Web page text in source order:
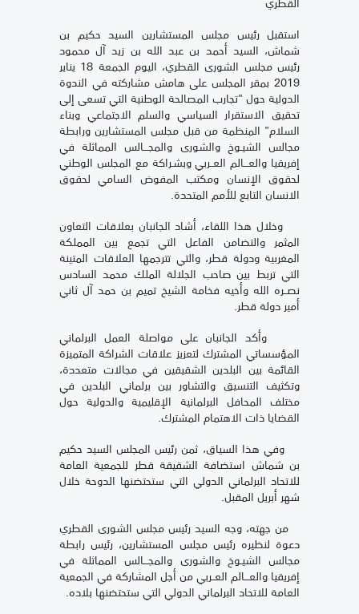
استقبل رئيس مجلس المستشارين السيد حكيم بن
شماش، السيد أحمد بن عبد الله بن زيد آل محمود
رئيس مجلس الشورى القطري، اليوم الجمعة 18 يناير
2019 بمقر المجلس على هامش مشاركته في الندوة
الدولية حول "تجارب المصالحة الوطنية التي تسعى إلى
تحقيق الاستقرار السياسي والسلم الاجتماعي وبناء
السلام" المنظمة من قبل مجلس المستشارين ورابطة
مجالس الشيـوخ والشورى والمجـــالس المماثلة في
إفريقيا والعـــالم العــربي وبشـراكة مع المجلس الوطني
لحقوق الإنسان ومكتب المفوض السامي لحقوق
الانسان التابع للأمم المتحدة.
وخلال هذا اللقاء، أشاد الجانبان بعلاقات التعاون
المثمر والتضامن الفاعل التي تجمع بين المملكة
المغربية ودولة قطر، والتي تترجمها العلاقات المتينة
التي تربط بين صاحب الجلالة الملك محمد السادس
نصــره الله وأخيه فخامة الشيخ تميم بن حمد آل ثاني
أمير دولة قطر.
وأكد الجانبان على مواصلة العمل البرلماني
المؤسساتي المشترك لتعزيز علاقات الشراكة المتميزة
القائمة بين البلدين الشقيقين في مجالات متعددة،
وتكثيف التنسيق والتشاور بين برلماني البلدين في
مختلف المحافل البرلمانية الإقليمية والدولية حول
القضايا ذات الاهتمام المشترك.
وفي هذا السياق، ثمن رئيس المجلس السيد حكيم
بن شماش استضافة الشقيقة قطر للجمعية العامة
للاتحاد البرلماني الدولي التي ستحتضنها الدوحة خلال
شهر أبريل المقبل.
من جهته، وجه السيد رئيس مجلس الشورى القطري
دعوة لنظيره رئيس مجلس المستشارين، رئيس رابطة
مجالس الشيـوخ والشورى والمجـــالس المماثلة في
إفريقيا والعـــالم العــربي من أجل المشاركة في الجمعية
العامة للاتحاد البرلماني الدولي التي ستحتضنها بلاده.